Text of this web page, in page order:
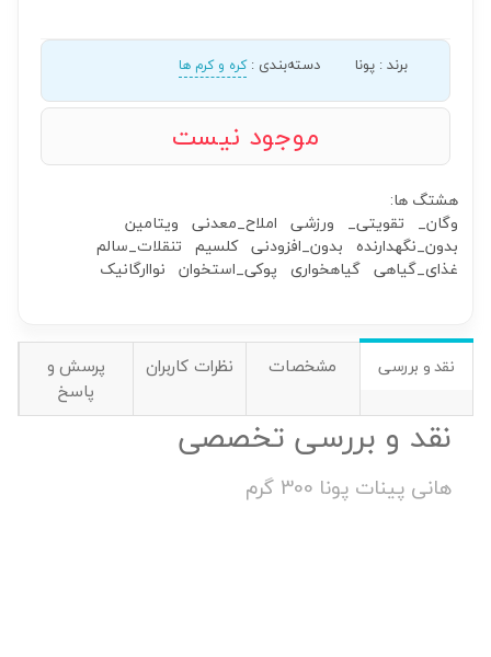
برند: پونا دسته‌بندی :کره و کرم ها
موجود نیست
هشتگ ها:
وگان_ تقویتی_ ورزشی املاح_معدنی ویتامین
بدون_نگهدارنده بدون_افزودنی کلسیم تنقلات_سالم
غذای_گیاهی گیاهخواری پوکی_استخوان نواارگانیک
نقد و بررسی مشخصات نظرات کاربران
پرسش و
پاسخ
نقد و بررسی تخصصی
هانی پینات پونا 300 گرم